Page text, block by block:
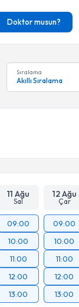
Doktor musun?
Sıralama
Akıllı Sıralama
11 Ağu
Sal
12 Ağu
Çar
09:00
10:00
11:00
12:00
13:00
09:00
10:00
11:00
12:00
13:00